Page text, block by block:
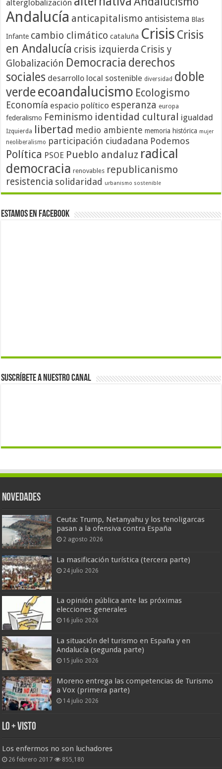
alterglobalización
Andalucía anticapitalismo antisistema Blas
Infante cambio climático cataluña Crisis Crisis
en Andalucía crisis izquierda Crisis y
Globalización Democracia derechos
sociales desarrollo local sostenible diversidad doble
verdeecoandalucismo Ecologismo
Economía espacio político esperanza europa
federalismo Feminismo identidad cultural igualdad
Izquierda libertad medio ambiente memoria histórica mujer
neoliberalismo participación ciudadana Podemos
Política PSOE Pueblo andaluz radical
democracia renovables republicanismo
resistencia solidaridad urbanismo sostenible
Estamos en Facebook
Suscríbete a nuestro canal
Novedades
Ceuta: Trump, Netanyahu y los tenoligarcas
pasan a la ofensiva contra España
2 agosto 2026
La masificación turística (tercera parte)
24 julio 2026
La opinión pública ante las próximas
elecciones generales
16 julio 2026
La situación del turismo en España y en
Andalucía (segunda parte)
15 julio 2026
Moreno entrega las competencias de Turismo
a Vox (primera parte)
14 julio 2026
Lo + Visto
Los enfermos no son luchadores
26 febrero 2017 855,180